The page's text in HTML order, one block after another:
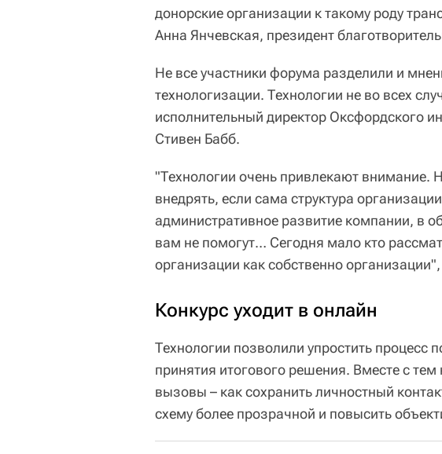
донорские организации к такому роду
Анна Янчевская, президент
Не все участники форума разделили и
технологизации. Технологии не во всех
исполнительный директор Оксфордского
Стивен Бабб.
"Технологии очень привлекают внимание.
внедрять, если сама структура
административное развитие компании, в
вам не помогут… Сегодня мало кто
организации как собственно
Конкурс уходит в онлайн
Технологии позволили упростить процесс
принятия итогового решения. Вместе с
вызовы – как сохранить личностный
схему более прозрачной и повысить